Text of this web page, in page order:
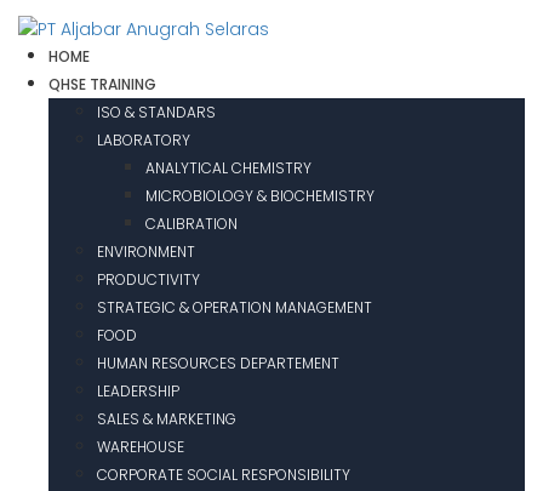
HOME
QHSE TRAINING
ISO & STANDARS
LABORATORY
ANALYTICAL CHEMISTRY
MICROBIOLOGY & BIOCHEMISTRY
CALIBRATION
ENVIRONMENT
PRODUCTIVITY
STRATEGIC & OPERATION MANAGEMENT
FOOD
HUMAN RESOURCES DEPARTEMENT
LEADERSHIP
SALES & MARKETING
WAREHOUSE
CORPORATE SOCIAL RESPONSIBILITY